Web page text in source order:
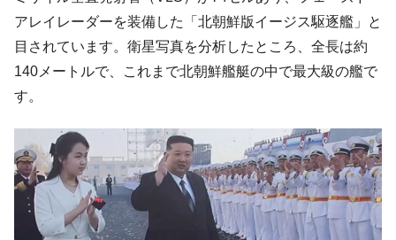
『Money1』
韓国「橋が落ちました」⇒ 耐久性「なさす
『Money1』
韓国鉄鋼最大手『POSCO』ズブズブ沈む。
営業利益80.2％も減少
にぶん殴る法案」提出！⇒ クーパン問題は合衆国企業に対
する差別。許してはおかぬ
『Money1』
韓国ボンクラ政策室長･金容範、株価暴落に
他人事のような発言。
『Money1』
韓国半導体『SKハイニックス』2026年2Qの
アレイレーダーを装備した「北朝鮮版イージス駆逐艦」と
目されています。衛星写真を分析したところ、全長は約
140メートルで、これまで北朝鮮艦艇の中で最大級の艦で
す。